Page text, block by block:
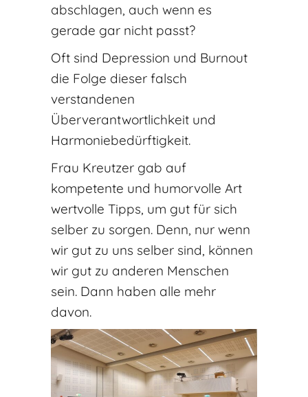
abschlagen, auch wenn es
gerade gar nicht passt?
Oft sind Depression und Burnout
die Folge dieser falsch
verstandenen
Überverantwortlichkeit und
Harmoniebedürftigkeit.
Frau Kreutzer gab auf
kompetente und humorvolle Art
wertvolle Tipps, um gut für sich
selber zu sorgen. Denn, nur wenn
wir gut zu uns selber sind, können
wir gut zu anderen Menschen
sein. Dann haben alle mehr
davon.